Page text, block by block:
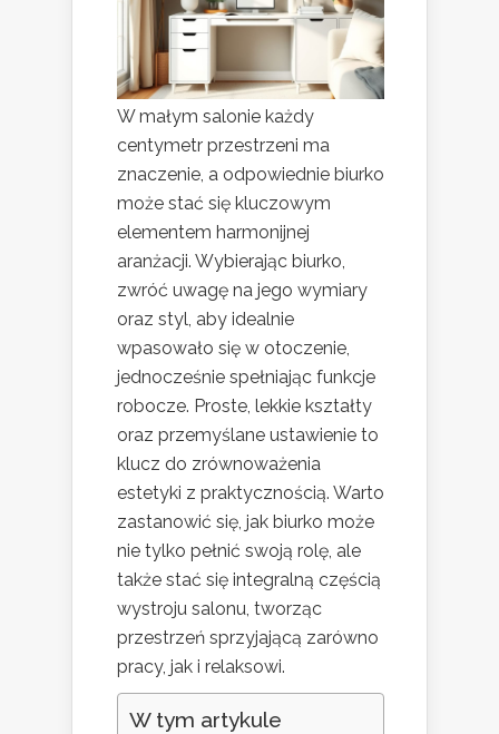
W małym salonie każdy
centymetr przestrzeni ma
znaczenie, a odpowiednie biurko
może stać się kluczowym
elementem harmonijnej
aranżacji. Wybierając biurko,
zwróć uwagę na jego wymiary
oraz styl, aby idealnie
wpasowało się w otoczenie,
jednocześnie spełniając funkcje
robocze. Proste, lekkie kształty
oraz przemyślane ustawienie to
klucz do zrównoważenia
estetyki z praktycznością. Warto
zastanowić się, jak biurko może
nie tylko pełnić swoją rolę, ale
także stać się integralną częścią
wystroju salonu, tworząc
przestrzeń sprzyjającą zarówno
pracy, jak i relaksowi.
W tym artykule